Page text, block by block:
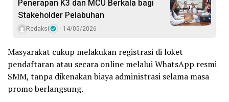
Penerapan K3 dan MCU Berkala bagi
Stakeholder Pelabuhan
Redaksi 14/05/2026
Masyarakat cukup melakukan registrasi di loket
pendaftaran atau secara online melalui WhatsApp resmi
SMM, tanpa dikenakan biaya administrasi selama masa
promo berlangsung.